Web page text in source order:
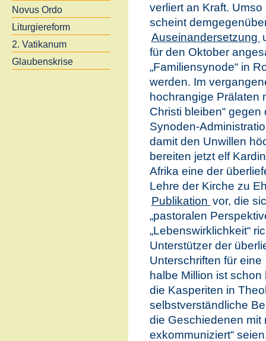
Novus Ordo
Liturgiereform
2. Vatikanum
Glaubenskrise
verliert an Kraft. Umso
scheint
Auseinandersetzung
für den Oktober
„Familiensynode“ in
werden. Im
hochrangige Prälaten
Christi bleiben“ gegen
Synoden-
damit den Unwillen
bereiten jetzt elf
Afrika eine der
Lehre der Kirche zu
Publikation vor, die
„pastoralen
„Lebenswirklichkeit“
Unterstützer der
Unterschriften für eine
halbe Million ist
die Kasperiten in
selbstverständliche
die Geschiedenen mit
exkommuniziert“